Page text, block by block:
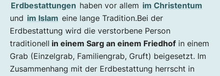
Erdbestattungen haben vor allem im Christentum
und im Islam eine lange Tradition.Bei der
Erdbestattung wird die verstorbene Person
traditionell in einem Sarg an einem Friedhof in einem
Grab (Einzelgrab, Familiengrab, Gruft) beigesetzt. Im
Zusammenhang mit der Erdbestattung herrscht in